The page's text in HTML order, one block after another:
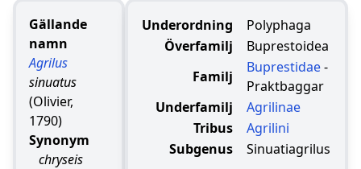
Gällande
namn
Agrilus
sinuatus
(Olivier,
1790)
Synonym
chryseis
Underordning
Polyphaga
Överfamilj
Buprestoidea
Familj
Buprestidae-
Praktbaggar
Underfamilj
Agrilinae
Tribus
Agrilini
Subgenus
Sinuatiagrilus